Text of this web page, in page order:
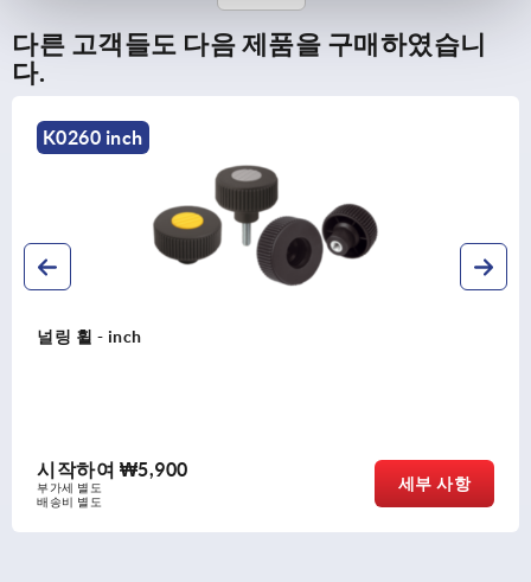
다른 고객들도 다음 제품을 구매하였습니
다.
K0260 inch
널링 휠 - inch
시작하여 ₩5,900
부가세 별도
배송비 별도
세부 사항